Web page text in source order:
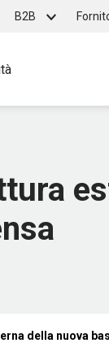
B2B
della nuova